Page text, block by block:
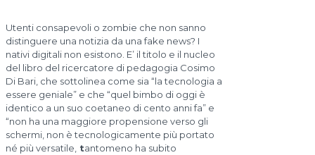
Utenti consapevoli o zombie che non sanno
distinguere una notizia da una fake news? I
nativi digitali non esistono. E’ il titolo e il nucleo
del libro del ricercatore di pedagogia Cosimo
Di Bari, che sottolinea come sia “la tecnologia a
essere geniale” e che “quel bimbo di oggi è
identico a un suo coetaneo di cento anni fa” e
“non ha una maggiore propensione verso gli
schermi, non è tecnologicamente più portato
né più versatile, tantomeno ha subito